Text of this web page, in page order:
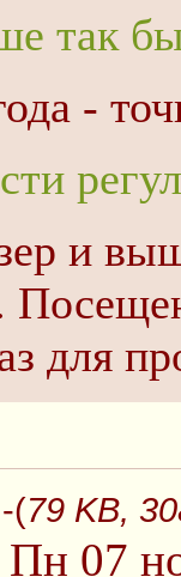
так
-
и
для
-(79 KB,
Пн 07